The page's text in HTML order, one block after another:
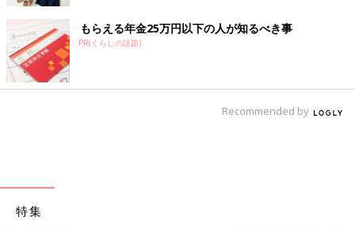
もらえる年金25万円以下の人が知るべき事
PR(くらしの話題)
Recommended by
特集